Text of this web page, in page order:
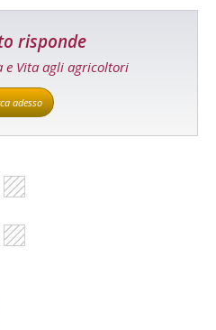
risponde
e Vita agli agricoltori
adesso